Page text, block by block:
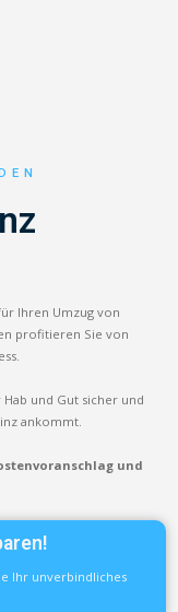
Ihren Umzug von
profitieren Sie von
und Gut sicher und
ankommt.
und
Ihr unverbindliches